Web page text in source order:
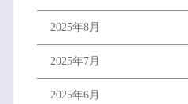
2025年8月
2025年7月
2025年6月